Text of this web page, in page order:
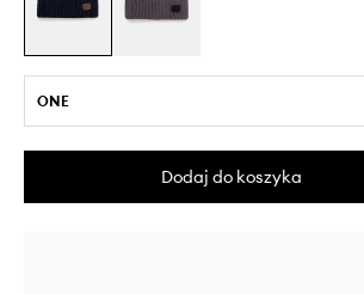
ONE
Dodaj do koszyka